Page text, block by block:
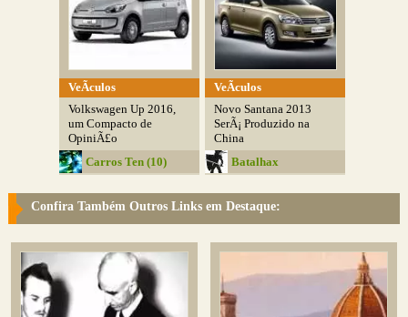
VeÃ­culos
Volkswagen Up 2016,
um Compacto de
OpiniÃ£o
Carros Ten (10)
VeÃ­culos
Novo Santana 2013
SerÃ¡ Produzido na
China
Batalhax
Confira Também Outros Links em Destaque: